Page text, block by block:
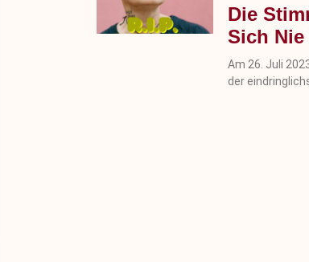
Die
Sich
Am 26. Juli
der